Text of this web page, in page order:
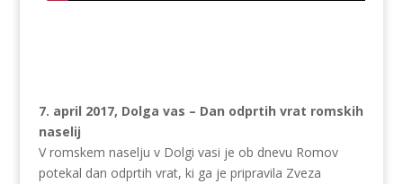
7. april 2017, Dolga vas – Dan odprtih vrat romskih
naselij
V romskem naselju v Dolgi vasi je ob dnevu Romov
potekal dan odprtih vrat, ki ga je pripravila Zveza